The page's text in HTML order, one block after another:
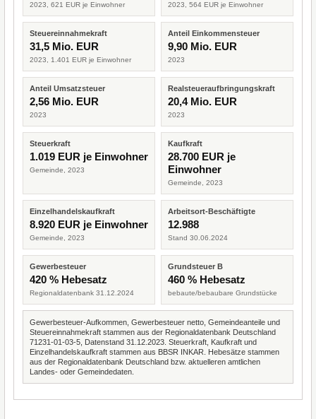
2023, 621 EUR je Einwohner 2023, 564 EUR je Einwohner
Steuereinnahmekraft
31,5 Mio. EUR
2023, 1.401 EUR je Einwohner
Anteil Einkommensteuer
9,90 Mio. EUR
2023
Anteil Umsatzsteuer
2,56 Mio. EUR
2023
Realsteueraufbringungskraft
20,4 Mio. EUR
2023
Steuerkraft
1.019 EUR je Einwohner
Gemeinde, 2023
Kaufkraft
28.700 EUR je
Einwohner
Gemeinde, 2023
Einzelhandelskaufkraft
8.920 EUR je Einwohner
Gemeinde, 2023
Arbeitsort-Beschäftigte
12.988
Stand 30.06.2024
Gewerbesteuer
420 % Hebesatz
Regionaldatenbank 31.12.2024
Grundsteuer B
460 % Hebesatz
bebaute/bebaubare Grundstücke
Gewerbesteuer-Aufkommen, Gewerbesteuer netto, Gemeindeanteile und
Steuereinnahmekraft stammen aus der Regionaldatenbank Deutschland
71231-01-03-5, Datenstand 31.12.2023. Steuerkraft, Kaufkraft und
Einzelhandelskaufkraft stammen aus BBSR INKAR. Hebesätze stammen
aus der Regionaldatenbank Deutschland bzw. aktuelleren amtlichen
Landes- oder Gemeindedaten.